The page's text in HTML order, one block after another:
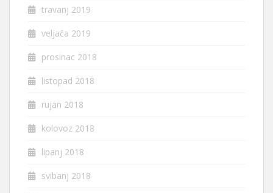
travanj 2019
veljača 2019
prosinac 2018
listopad 2018
rujan 2018
kolovoz 2018
lipanj 2018
svibanj 2018